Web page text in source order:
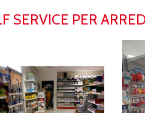
SERVICE PER